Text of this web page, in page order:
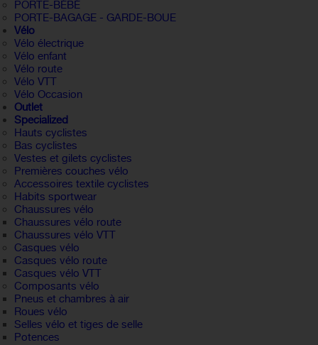
PORTE-BÉBÉ
PORTE-BAGAGE - GARDE-BOUE
Vélo
Vélo électrique
Vélo enfant
Vélo route
Vélo VTT
Vélo Occasion
Outlet
Specialized
Hauts cyclistes
Bas cyclistes
Vestes et gilets cyclistes
Premières couches vélo
Accessoires textile cyclistes
Habits sportwear
Chaussures vélo
Chaussures vélo route
Chaussures vélo VTT
Casques vélo
Casques vélo route
Casques vélo VTT
Composants vélo
Pneus et chambres à air
Roues vélo
Selles vélo et tiges de selle
Potences